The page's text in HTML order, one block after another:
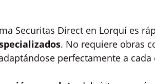
Securitas Direct en Lorquí es
. No requiere obras
perfectamente a cada